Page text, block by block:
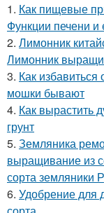
1. Как пищевые
Функции печени и
2. Лимонник
Лимонник
3. Как
мошки бывают
4. Как вырастить
грунт
5. Земляника
выращивание из
сорта земляники
6. Удобрение для